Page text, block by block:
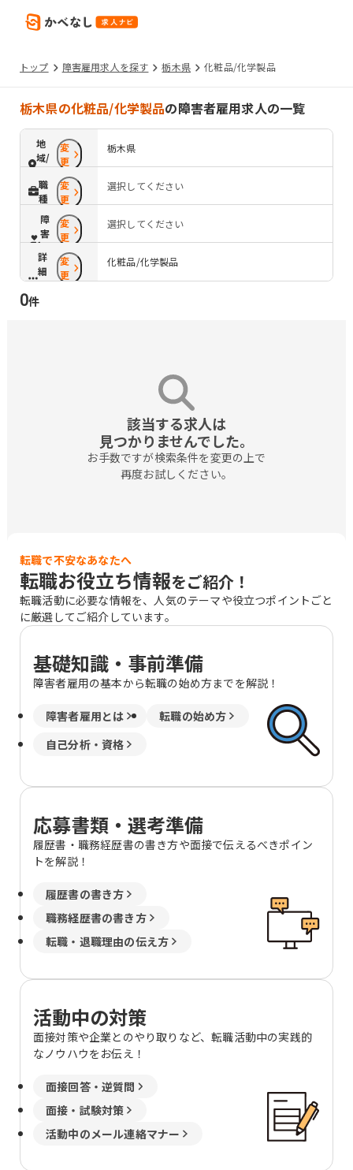
トップ 障害雇用求人を探す 栃木県 化粧品/化学製品
栃木県の化粧品/化学製品の障害者雇用求人の一覧
地
域/
路
線
変
更
栃木県
職
種
変
更
選択してください
障
害
配
慮
変
更
選択してください
詳
細
条
件
変
更
化粧品/化学製品
0件
該当する求人は
見つかりませんでした。
お手数ですが検索条件を変更の上で
再度お試しください。
転職で不安なあなたへ
転職お役立ち情報をご紹介！
転職活動に必要な情報を、人気のテーマや役立つポイントごと
に厳選してご紹介しています。
基礎知識・事前準備
障害者雇用の基本から転職の始め方までを解説！
障害者雇用とは
転職の始め方
自己分析・資格
応募書類・選考準備
履歴書・職務経歴書の書き方や面接で伝えるべきポイン
トを解説！
履歴書の書き方
職務経歴書の書き方
転職・退職理由の伝え方
活動中の対策
面接対策や企業とのやり取りなど、転職活動中の実践的
なノウハウをお伝え！
面接回答・逆質問
面接・試験対策
活動中のメール連絡マナー